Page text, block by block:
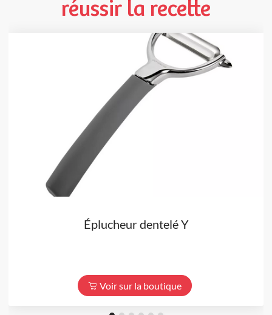
réussir la recette
Éplucheur dentelé Y
Voir sur la boutique